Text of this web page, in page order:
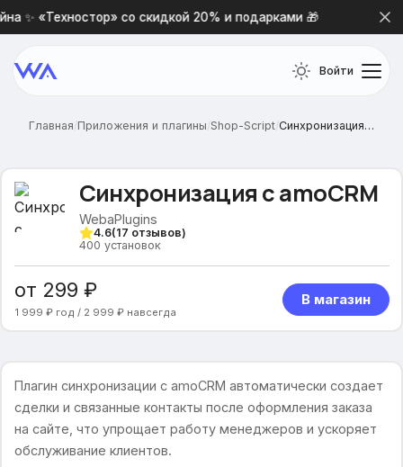
✨ «Техностор» со скидкой 20% и подарками 🎁
Войти
Главная/Приложения и плагины/Shop-Script/ Синхронизация с amoCRM
Синхронизация с amoCRM
WebaPlugins
4.6(17 отзывов)
400 установок
от 299 ₽
1 999 ₽ год / 2 999 ₽ навсегда
В магазин
Плагин синхронизации с amoCRM автоматически создает
сделки и связанные контакты после оформления заказа
на сайте, что упрощает работу менеджеров и ускоряет
обслуживание клиентов.